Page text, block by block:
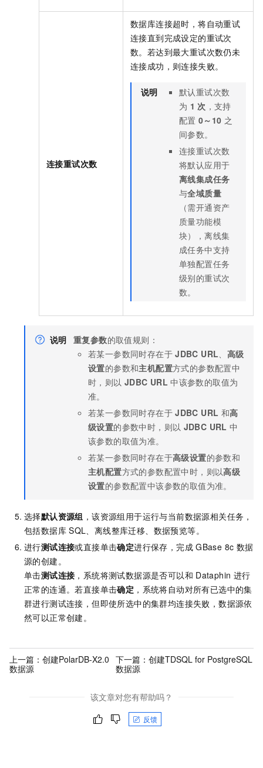
连接重试次数
数据库连接超时，将自动重试
连接直到完成设定的重试次
数。若达到最大重试次数仍未
连接成功，则连接失败。
说明
默认重试次数
为 1 次 ，支持
配置 0～10 之
间参数。
连接重试次数
将默认应用于
离线集成任务
与全域质量
（需开通资产
质量功能模
块），离线集
成任务中支持
单独配置任务
级别的重试次
数。
说明 重复参数的取值规则：
若某一参数同时存在于 JDBC URL、 高级
设置的参数和主机配置方式的参数配置中
时，则以 JDBC URL 中该参数的取值为
准。
若某一参数同时存在于 JDBC URL 和高
级设置的参数中时，则以 JDBC URL 中
该参数的取值为准。
若某一参数同时存在于高级设置的参数和
主机配置方式的参数配置中时，则以高级
设置的参数配置中该参数的取值为准。
选择默认资源组 ，该资源组用于运行与当前数据源相关任务，
包括数据库 SQL、离线整库迁移、数据预览等。
进行测试连接或直接单击确定进行保存，完成 GBase 8c 数据
源的创建。
单击测试连接 ，系统将测试数据源是否可以和 Dataphin 进行
正常的连通。若直接单击确定 ，系统将自动对所有已选中的集
群进行测试连接，但即使所选中的集群均连接失败，数据源依
然可以正常创建。
上一篇： 创建PolarDB-X2.0
数据源
下一篇：创建TDSQL for PostgreSQL
数据源
该文章对您有帮助吗？
反馈